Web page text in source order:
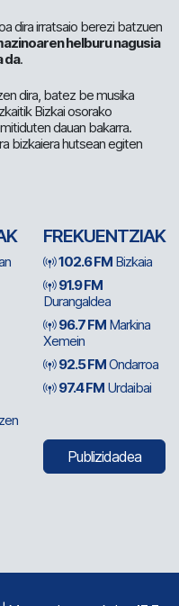
dira irratsaio berezi batzuen
helburu nagusia
da.
dira, batez be musika
Bizkai osorako
dauan bakarra.
bizkaiera hutsean egiten
FREKUENTZIAK
102.6 FM Bizkaia
91.9 FM
Durangaldea
96.7 FM Markina
Xemein
92.5 FMOndarroa
97.4 FM Urdaibai
Publizidadea